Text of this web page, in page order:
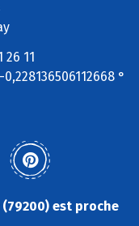
26 11
°
est proche